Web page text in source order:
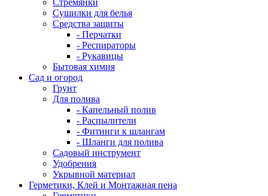
Стремянки
Сушилки для белья
Средства защиты
- Перчатки
- Респираторы
- Рукавицы
Бытовая химия
Сад и огород
Грунт
Для полива
- Капельный полив
- Распылители
- Фитинги к шлангам
- Шланги для полива
Садовый инструмент
Удобрения
Укрывной материал
Герметики, Клей и Монтажная пена